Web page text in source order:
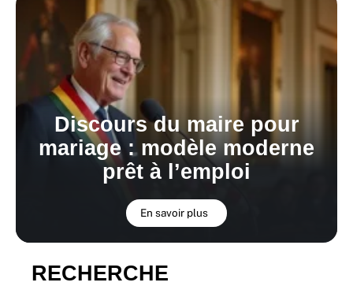
Discours du maire pour
mariage : modèle moderne
prêt à l’emploi
En savoir plus
RECHERCHE